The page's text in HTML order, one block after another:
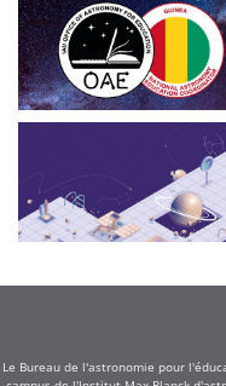
Le Bureau de l'astronomie pour